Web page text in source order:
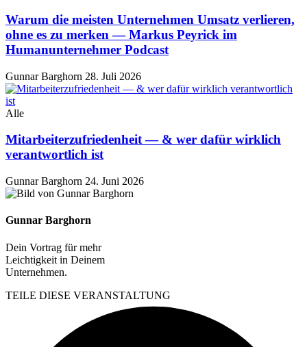
Warum die meisten Unternehmen Umsatz verlieren,
ohne es zu merken — Markus Peyrick im
Humanunternehmer Podcast
Gunnar Barghorn 28. Juli 2026
Alle
Mitarbeiterzufriedenheit — & wer dafür wirklich
verantwortlich ist
Gunnar Barghorn 24. Juni 2026
Gunnar Barghorn
Dein Vortrag für mehr
Leichtigkeit in Deinem
Unternehmen.
TEILE DIESE VERANSTALTUNG